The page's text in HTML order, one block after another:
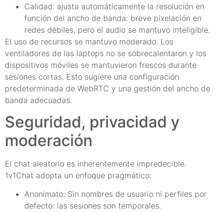
Calidad: ajusta automáticamente la resolución en
función del ancho de banda: breve pixelación en
redes débiles, pero el audio se mantuvo inteligible.
El uso de recursos se mantuvo moderado. Los
ventiladores de las laptops no se sobrecalentaron y los
dispositivos móviles se mantuvieron frescos durante
sesiones cortas. Esto sugiere una configuración
predeterminada de WebRTC y una gestión del ancho de
banda adecuadas.
Seguridad, privacidad y
moderación
El chat aleatorio es inherentemente impredecible.
1v1Chat adopta un enfoque pragmático:
Anonimato: Sin nombres de usuario ni perfiles por
defecto: las sesiones son temporales.